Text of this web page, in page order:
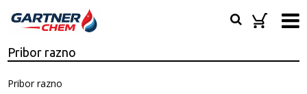
Pribor razno
Pribor razno